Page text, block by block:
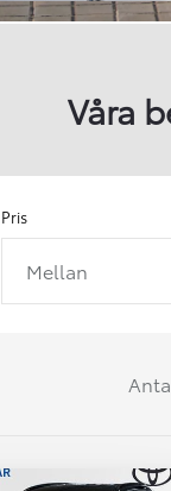
Våra
Pris
Mellan